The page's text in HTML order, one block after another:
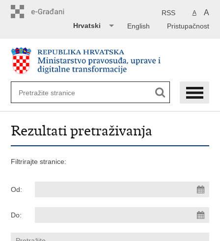
A A
RSS
Pristupačnost
English
Hrvatski
Rezultati pretraživanja
Filtrirajte stranice:
Od:
Do: